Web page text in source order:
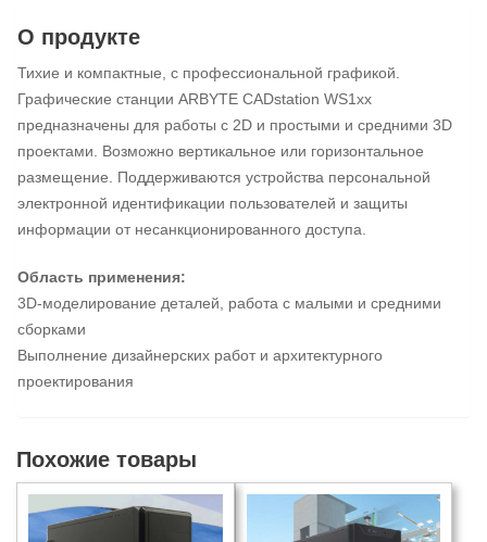
О продукте
Тихие и компактные, с профессиональной графикой.
Графические станции ARBYTE CADstation WS1xx
предназначены для работы с 2D и простыми и средними 3D
проектами. Возможно вертикальное или горизонтальное
размещение. Поддерживаются устройства персональной
электронной идентификации пользователей и защиты
информации от несанкционированного доступа.
Область применения:
3D-моделирование деталей, работа с малыми и средними
сборками
Выполнение дизайнерских работ и архитектурного
проектирования
Похожие товары